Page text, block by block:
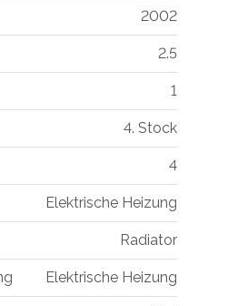
2002
2.5
1
4. Stock
4
Elektrische Heizung
Radiator
Elektrische Heizung